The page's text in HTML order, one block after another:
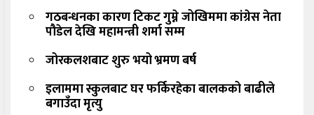
गठबन्धनका कारण टिकट गुम्ने जोखिममा कांग्रेस नेता
पौडेल देखि महामन्त्री शर्मा सम्म
जोरकलशबाट शुरु भयो भ्रमण बर्ष
इलाममा स्कुलबाट घर फर्किरहेका बालकको बाढीले
बगाउँदा मृत्यु